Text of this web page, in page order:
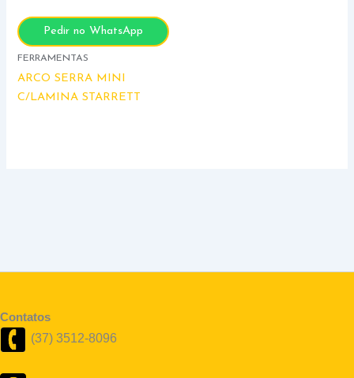
Pedir no WhatsApp
FERRAMENTAS
ARCO SERRA MINI
C/LAMINA STARRETT
Contatos
(37) 3512-8096